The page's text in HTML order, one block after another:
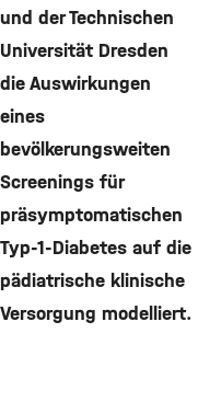
und der Technischen
Universität Dresden
die Auswirkungen
eines
bevölkerungsweiten
Screenings für
präsymptomatischen
Typ-1-Diabetes auf die
pädiatrische klinische
Versorgung modelliert.